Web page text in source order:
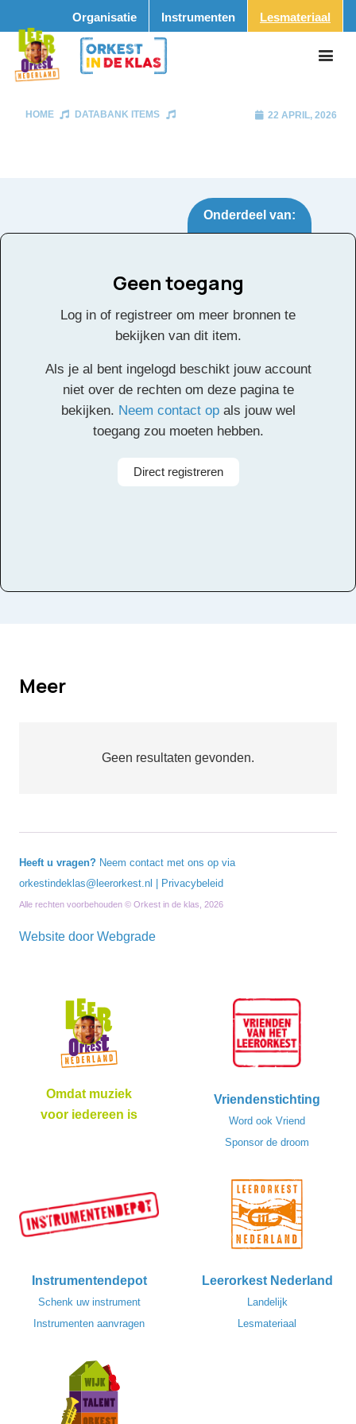
Organisatie Instrumenten Lesmateriaal
HOME DATABANK ITEMS 22 APRIL, 2026
Onderdeel van:
EmailPinterestLinkedIn
Delen
Geen toegang
Log in of registreer om meer bronnen te
bekijken van dit item.
Als je al bent ingelogd beschikt jouw account
niet over de rechten om deze pagina te
bekijken. Neem contact opals jouw wel
toegang zou moeten hebben.
Direct registreren
Alle rechten voorbehouden
Meer
Geen resultaten gevonden.
Omdat muziek
voor iedereen is
Vriendenstichting
Word ook Vriend
Sponsor de droom
Instrumentendepot
Schenk uw instrument
Instrumenten aanvragen
Leerorkest Nederland
Landelijk
Lesmateriaal
Heeft u vragen? Neem contact met ons op via
orkestindeklas@leerorkest.nl
Privacybeleid
Alle rechten voorbehouden © Orkest in de klas, 2026
Website door Webgrade